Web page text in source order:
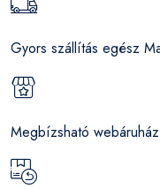
Gyors szállítás egész
Megbízsható webáruház